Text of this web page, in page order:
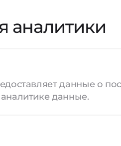
аналитики
данные о
данные.